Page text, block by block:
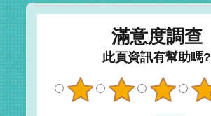
滿意度調查
此頁資訊有幫助嗎?